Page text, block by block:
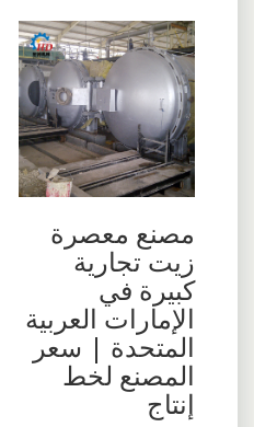
مصنع معصرة
زيت تجارية
كبيرة في
الإمارات العربية
المتحدة | سعر
المصنع لخط
إنتاج